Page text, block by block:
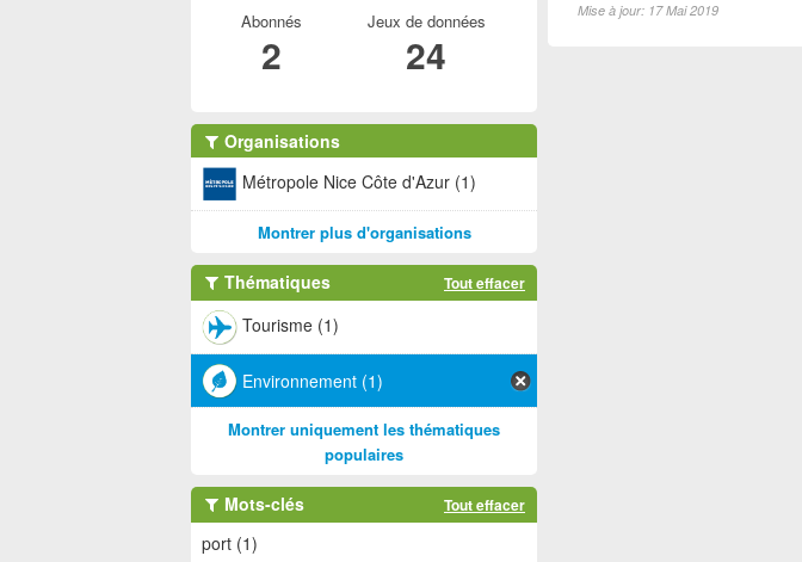
Mise à jour: 17 Mai 2019
Abonnés
2
Jeux de données
24
Organisations
Métropole Nice Côte d'Azur (1)
Montrer plus d'organisations
Thématiques Tout effacer
Tourisme (1)
Environnement (1)
Montrer uniquement les thématiques
populaires
Mots-clés Tout effacer
port (1)